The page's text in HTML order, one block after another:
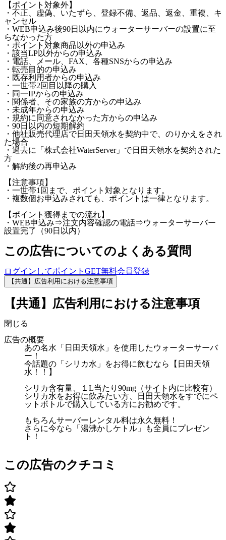
【ポイント対象外】
・不正、虚偽、いたずら、登録不備、返品、返金、重複、キ
ャンセル
・WEB申込み後90日以内にウォーターサーバーの設置に至
らなかった方
・ポイント対象商品以外の申込み
・該当LP以外からの申込み
・電話、メール、FAX、各種SNSからの申込み
・転売目的の申込み
・既存利用者からの申込み
・一世帯2回目以降の購入
・同一IPからの申込み
・関係者、その家族の方からの申込み
・未成年からの申込み
・規約に同意されなかった方からの申込み
・90日以内の短期解約
・他社販売代理店で日田天領水を契約中で、のりかえをされ
た場合
・過去に「株式会社WaterServer」で日田天領水を契約された
方
・解約後の再申込み
【注意事項】
・一世帯1回まで、ポイント対象となります。
・複数個お申込みされても、ポイントは一律となります。
【ポイント獲得までの流れ】
・WEB申込み⇒注文内容確認の電話⇒ウォーターサーバー
設置完了（90日以内）
この広告についてのよくある質問
ログインしてポイントGET無料会員登録
【共通】広告利用における注意事項
【共通】広告利用における注意事項
閉じる
広告の概要
あの名水「日田天領水」を使用したウォーターサーバ
ー！
今話題の「シリカ水」をお得に飲むなら【日田天領
水！！】
シリカ含有量、１L当たり90mg（サイト内に比較有）
シリカ水をお得に飲みたい方、日田天領水をすでにペ
ットボトルで購入している方にお勧めです。
もちろんサーバーレンタル料は永久無料！
さらに今なら「湯沸かしケトル」も全員にプレゼン
ト！
この広告のクチコミ